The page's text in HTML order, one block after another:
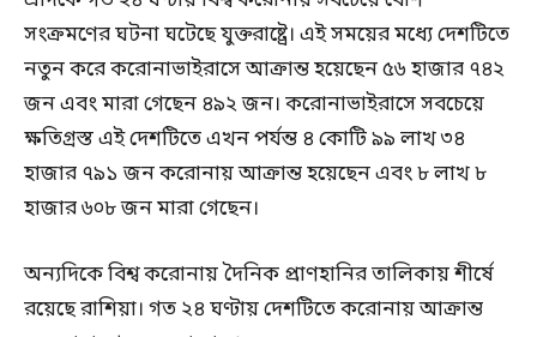
সংক্রমণের ঘটনা ঘটেছে যুক্তরাষ্ট্রে। এই সময়ের মধ্যে দেশটিতে
নতুন করে করোনাভাইরাসে আক্রান্ত হয়েছেন ৫৬ হাজার ৭৪২
জন এবং মারা গেছেন ৪৯২ জন। করোনাভাইরাসে সবচেয়ে
ক্ষতিগ্রস্ত এই দেশটিতে এখন পর্যন্ত ৪ কোটি ৯৯ লাখ ৩৪
হাজার ৭৯১ জন করোনায় আক্রান্ত হয়েছেন এবং ৮ লাখ ৮
হাজার ৬০৮ জন মারা গেছেন।
অন্যদিকে বিশ্ব করোনায় দৈনিক প্রাণহানির তালিকায় শীর্ষে
রয়েছে রাশিয়া। গত ২৪ ঘণ্টায় দেশটিতে করোনায় আক্রান্ত